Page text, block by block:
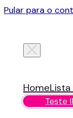
Pular para o
Home
Teste